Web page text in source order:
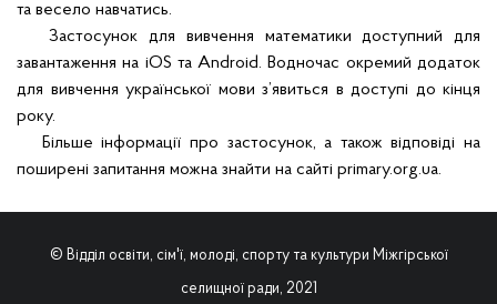
та весело навчатись.
Застосунок для вивчення математики доступний для
завантаження на iOS та Android. Водночас окремий додаток
для вивчення української мови з’явиться в доступі до кінця
року.
Більше інформації про застосунок, а також відповіді на
поширені запитання можна знайти на сайті primary.org.ua.
© Відділ освіти, сім'ї, молоді, спорту та культури Міжгірської
селищної ради, 2021